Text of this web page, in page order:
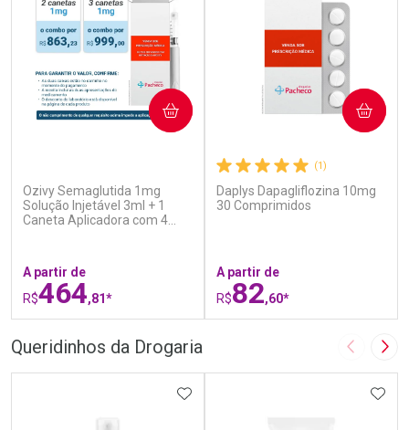
Ozivy Semaglutida 1mg
Solução Injetável 3ml + 1
Caneta Aplicadora com 4
A partir de
R$464,81*
COMPRAR
(1)
Daplys Dapagliflozina 10mg
30 Comprimidos
A partir de
R$82,60*
COMPRAR
Queridinhos da Drogaria Imagem
ADICIONAR AOS FAVORITOS